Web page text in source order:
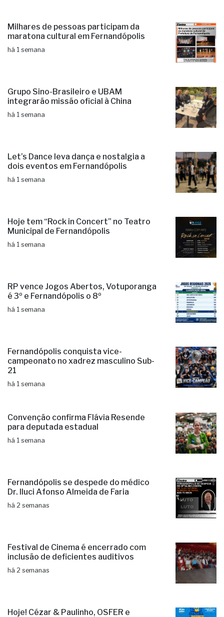
Milhares de pessoas participam da
maratona cultural em Fernandópolis
há 1 semana
Grupo Sino-Brasileiro e UBAM
integrarão missão oficial à China
há 1 semana
Let’s Dance leva dança e nostalgia a
dois eventos em Fernandópolis
há 1 semana
Hoje tem “Rock in Concert” no Teatro
Municipal de Fernandópolis
há 1 semana
RP vence Jogos Abertos, Votuporanga
é 3º e Fernandópolis o 8º
há 1 semana
Fernandópolis conquista vice-
campeonato no xadrez masculino Sub-
21
há 1 semana
Convenção confirma Flávia Resende
para deputada estadual
há 1 semana
Fernandópolis se despede do médico
Dr. Iluci Afonso Almeida de Faria
há 2 semanas
Festival de Cinema é encerrado com
inclusão de deficientes auditivos
há 2 semanas
Hoje! Cézar & Paulinho, OSFER e